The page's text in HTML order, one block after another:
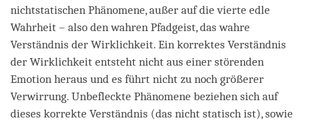
nichtstatischen Phänomene, außer auf die vierte edle
Wahrheit – also den wahren Pfadgeist, das wahre
Verständnis der Wirklichkeit. Ein korrektes Verständnis
der Wirklichkeit entsteht nicht aus einer störenden
Emotion heraus und es führt nicht zu noch größerer
Verwirrung. Unbefleckte Phänomene beziehen sich auf
dieses korrekte Verständnis (das nicht statisch ist), sowie